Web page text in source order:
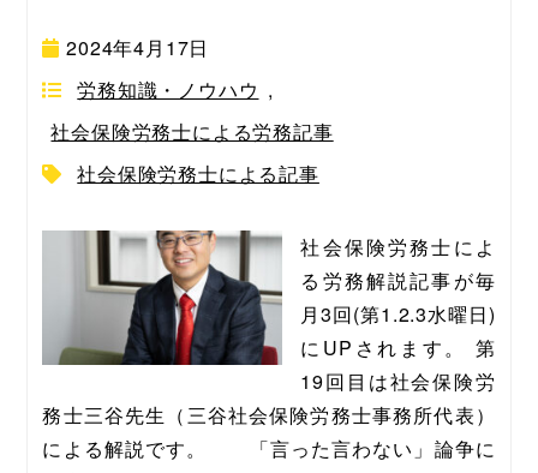
2024年4月17日
労務知識・ノウハウ ,
社会保険労務士による労務記事
社会保険労務士による記事
社会保険労務士によ
る労務解説記事が毎
月3回(第1.2.3水曜日)
にUPされます。 第
19回目は社会保険労
務士三谷先生（三谷社会保険労務士事務所代表）
による解説です。       「言った言わない」論争に